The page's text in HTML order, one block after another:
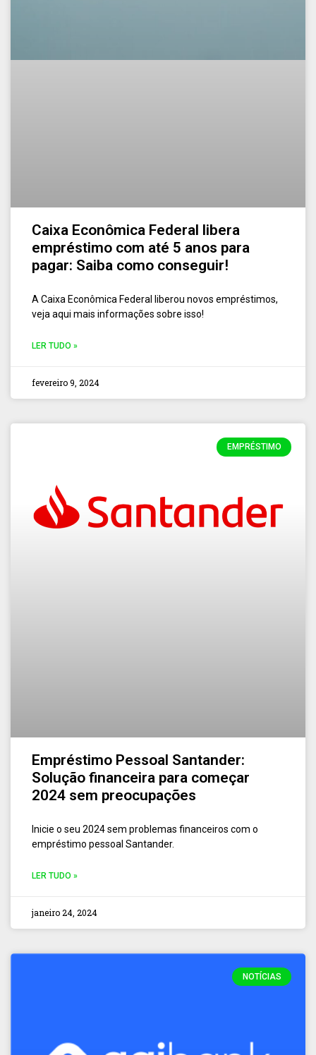
Caixa Econômica Federal libera
empréstimo com até 5 anos para
pagar: Saiba como conseguir!
A Caixa Econômica Federal liberou novos empréstimos,
veja aqui mais informações sobre isso!
LER TUDO »
fevereiro 9, 2024
EMPRÉSTIMO
Empréstimo Pessoal Santander:
Solução financeira para começar
2024 sem preocupações
Inicie o seu 2024 sem problemas financeiros com o
empréstimo pessoal Santander.
LER TUDO »
janeiro 24, 2024
NOTÍCIAS